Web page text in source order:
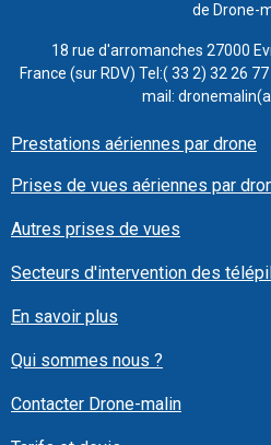
de Drone-
18 rue d'arromanches 27000
France (sur RDV) Tel:( 33 2) 32 26
mail:
Prestations aériennes par drone
Prises de vues aériennes par
Autres prises de vues
Secteurs d'intervention des
En savoir plus
Qui sommes nous ?
Contacter Drone-malin